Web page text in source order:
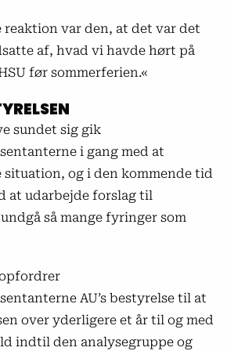
reaktion var den, at det var det
af, hvad vi havde hørt på
før sommerferien.«
sundet sig gik
i gang med at
situation, og i den kommende tid
at udarbejde forslag til
så mange fyringer som
AU’s bestyrelse til at
over yderligere et år til og med
indtil den analysegruppe og